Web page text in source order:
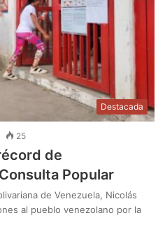
Destacada
25
de
Popular
de Venezuela, Nicolás
al pueblo venezolano por la